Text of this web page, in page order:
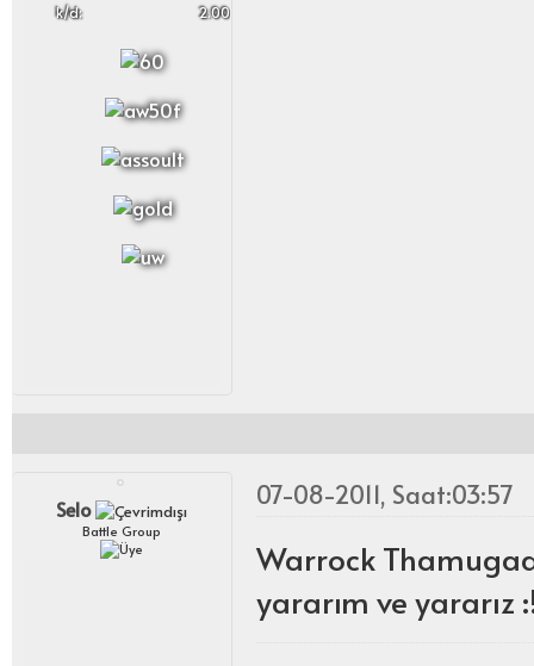
k/d: 2.00
Selo
Battle Group
07-08-2011, Saat:03:57
Warrock
yararım ve yararız